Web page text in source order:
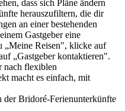
dass sich Pläne ändern
herauszufiltern, die dir
an einer bestehenden
Gastgeber eine
„Meine Reisen", klicke auf
„Gastgeber kontaktieren".
nach flexiblen
macht es einfach, mit
der Bridoré-Ferienunterkünfte